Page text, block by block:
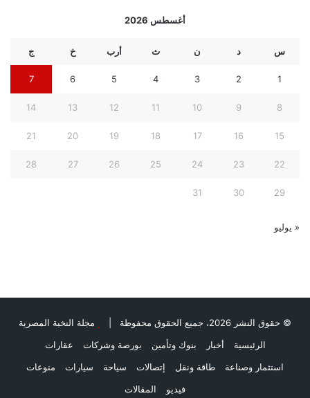
أغسطس 2026
س د ن ث أرب خ ج
1
2
3
4
5
6
7
8
9
10
11
12
13
14
15
16
17
18
19
20
21
22
23
24
25
26
27
28
29
30
31
« يوليو
© حقوق النشر 2026، جميع الحقوق محفوظة |
مجلة النخبة المصرية
الرئيسية
أخبار بنوك وتأمين بورصة وشركات
عقارات
استثمار وصناعة
طاقة ونقل إتصالات سياحة سيارات
منوعات
فيديو
المقالات